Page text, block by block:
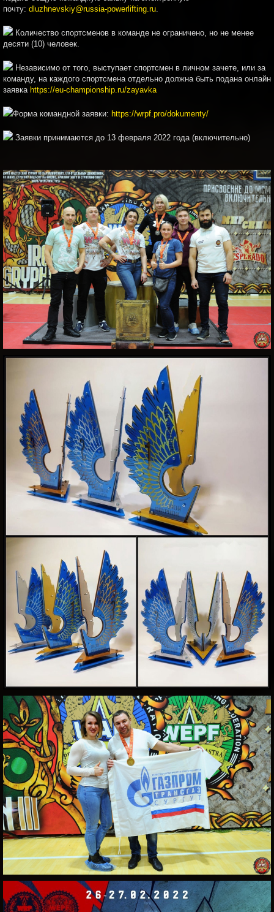
почту: dluzhnevskiy@russia-powerlifting.ru.
Количество спортсменов в команде не ограничено, но не менее
десяти (10) человек.
Независимо от того, выступает спортсмен в личном зачете, или за
команду, на каждого спортсмена отдельно должна быть подана онлайн
заявка https://eu-championship.ru/zayavka
Форма командной заявки: https://wrpf.pro/dokumenty/
Заявки принимаются до 13 февраля 2022 года (включительно)